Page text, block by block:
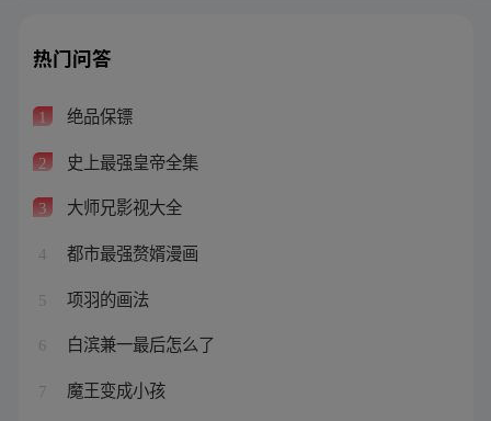
热门问答
1 绝品保镖
2 史上最强皇帝全集
3 大师兄影视大全
4 都市最强赘婿漫画
5 项羽的画法
6 白滨兼一最后怎么了
7 魔王变成小孩